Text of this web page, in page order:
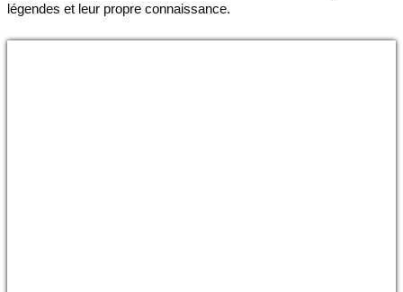
légendes et leur propre connaissance.